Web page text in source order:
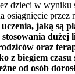
dzieci w wyniku
osiągnięcie przez
jaką są
stosowania dużej
oraz
z biegiem czasu
od osób